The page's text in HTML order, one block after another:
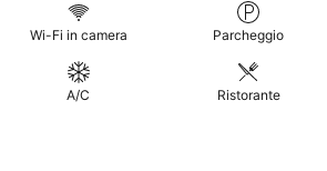
Wi-Fi in camera Parcheggio
A/C Ristorante